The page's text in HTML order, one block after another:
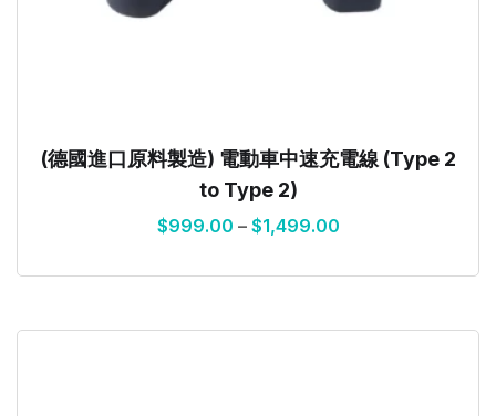
(德國進口原料製造) 電動車中速充電線 (Type 2
to Type 2)
$999.00 – $1,499.00